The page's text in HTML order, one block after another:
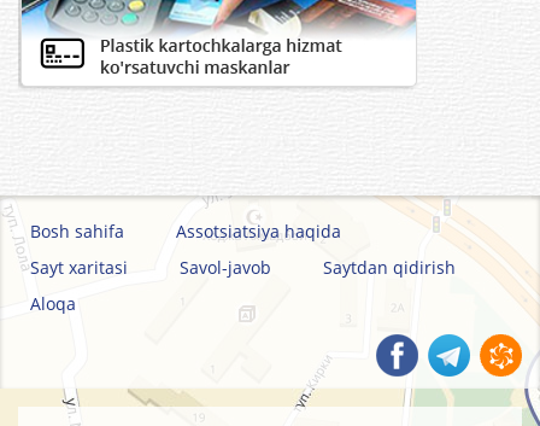
Bosh sahifa
Assotsiatsiya haqida
Sayt xaritasi
Savol-javob
Saytdan qidirish
Aloqa